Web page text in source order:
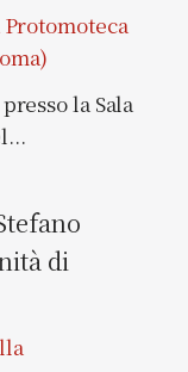
Protomoteca
la Sala
di